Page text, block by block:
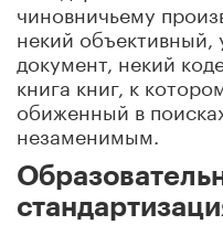
чиновничьему
некий объективный,
документ, некий
книга книг, к
обиженный в
незаменимым.